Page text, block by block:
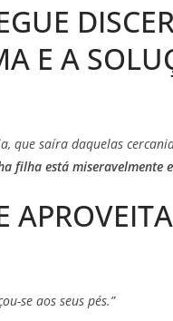
E A
que saíra daquelas
filha está miseravelmente
se aos seus pés.”